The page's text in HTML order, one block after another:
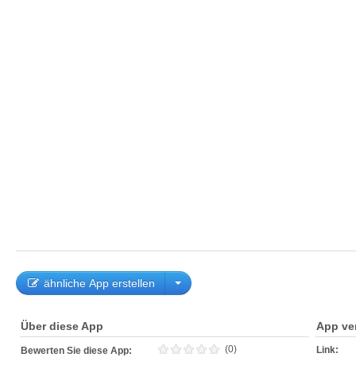
ähnliche App erstellen
Über diese App
Bewerten Sie diese App: (0)
App
Link: